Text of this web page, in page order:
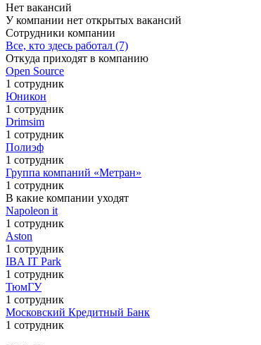
Нет вакансий
У компании нет открытых вакансий
Сотрудники компании
Все, кто здесь работал (7)
Откуда приходят в компанию
Open Source
1 сотрудник
Юникон
1 сотрудник
Drimsim
1 сотрудник
Полиэф
1 сотрудник
Группа компаний «Метран»
1 сотрудник
В какие компании уходят
Napoleon it
1 сотрудник
Aston
1 сотрудник
IBA IT Park
1 сотрудник
ТюмГУ
1 сотрудник
Московский Кредитный Банк
1 сотрудник